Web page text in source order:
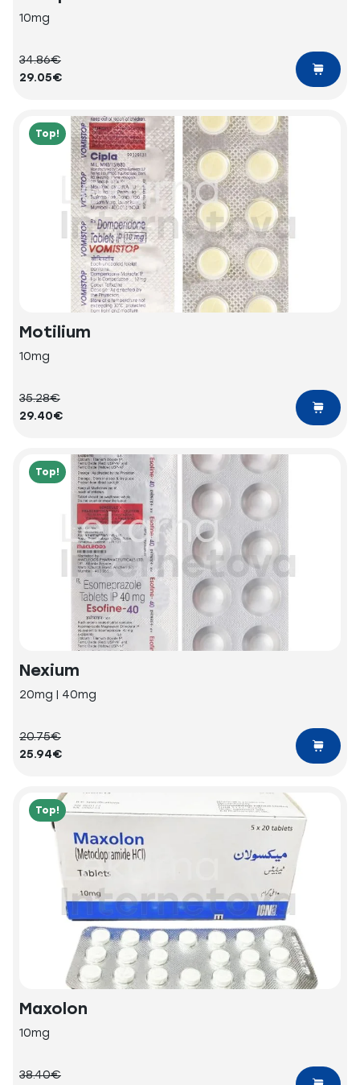
10mg
34.86€
29.05€
Top!
Motilium
10mg
35.28€
29.40€
Top!
Nexium
20mg | 40mg
20.75€
25.94€
Top!
Maxolon
10mg
38.40€